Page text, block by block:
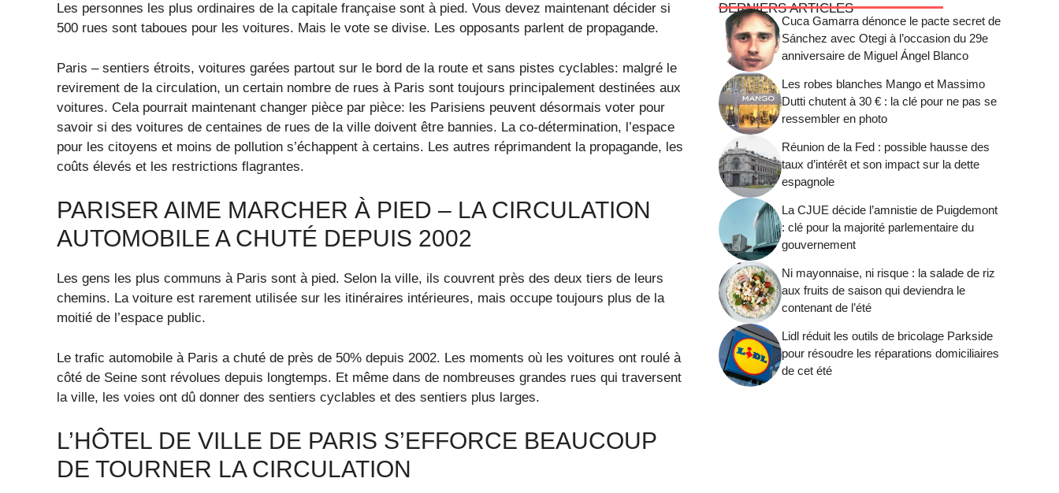
Les personnes les plus ordinaires de la capitale française sont à pied. Vous devez maintenant décider si
500 rues sont taboues pour les voitures. Mais le vote se divise. Les opposants parlent de propagande.
Paris – sentiers étroits, voitures garées partout sur le bord de la route et sans pistes cyclables: malgré le
revirement de la circulation, un certain nombre de rues à Paris sont toujours principalement destinées aux
voitures. Cela pourrait maintenant changer pièce par pièce: les Parisiens peuvent désormais voter pour
savoir si des voitures de centaines de rues de la ville doivent être bannies. La co-détermination, l’espace
pour les citoyens et moins de pollution s’échappent à certains. Les autres réprimandent la propagande, les
coûts élevés et les restrictions flagrantes.
PARISER AIME MARCHER À PIED – LA CIRCULATION
AUTOMOBILE A CHUTÉ DEPUIS 2002
Les gens les plus communs à Paris sont à pied. Selon la ville, ils couvrent près des deux tiers de leurs
chemins. La voiture est rarement utilisée sur les itinéraires intérieures, mais occupe toujours plus de la
moitié de l’espace public.
Le trafic automobile à Paris a chuté de près de 50% depuis 2002. Les moments où les voitures ont roulé à
côté de Seine sont révolues depuis longtemps. Et même dans de nombreuses grandes rues qui traversent
la ville, les voies ont dû donner des sentiers cyclables et des sentiers plus larges.
L’HÔTEL DE VILLE DE PARIS S’EFFORCE BEAUCOUP
DE TOURNER LA CIRCULATION
DERNIERS ARTICLES
Cuca Gamarra dénonce le pacte secret de
Sánchez avec Otegi à l’occasion du 29e
anniversaire de Miguel Ángel Blanco
Les robes blanches Mango et Massimo
Dutti chutent à 30 € : la clé pour ne pas se
ressembler en photo
Réunion de la Fed : possible hausse des
taux d’intérêt et son impact sur la dette
espagnole
La CJUE décide l’amnistie de Puigdemont
: clé pour la majorité parlementaire du
gouvernement
Ni mayonnaise, ni risque : la salade de riz
aux fruits de saison qui deviendra le
contenant de l’été
Lidl réduit les outils de bricolage Parkside
pour résoudre les réparations domiciliaires
de cet été